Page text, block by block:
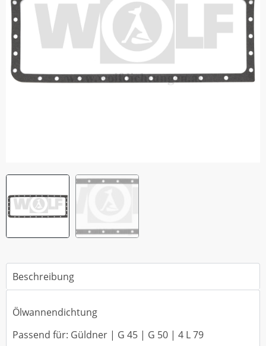
Beschreibung
Ölwannendichtung
Passend für: Güldner | G 45 | G 50 | 4 L 79